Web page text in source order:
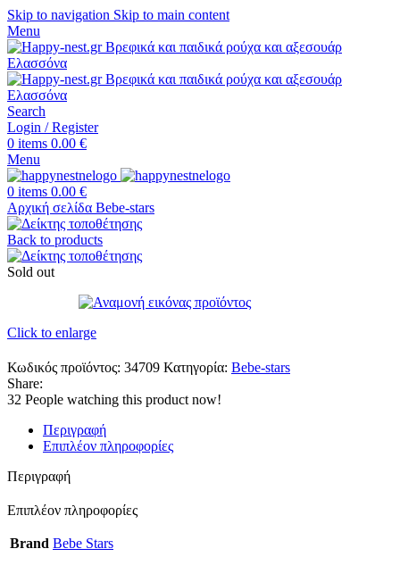
Skip to navigation Skip to main content
Menu
Search
Login / Register
0 items 0.00 €
Menu
0 items 0.00 €
Αρχική σελίδα Bebe-stars
Back to products
Sold out
Click to enlarge
Κωδικός προϊόντος: 34709 Κατηγορία: Bebe-stars
Share:
32 People watching this product now!
Περιγραφή
Επιπλέον πληροφορίες
Περιγραφή
Επιπλέον πληροφορίες
Brand Bebe Stars